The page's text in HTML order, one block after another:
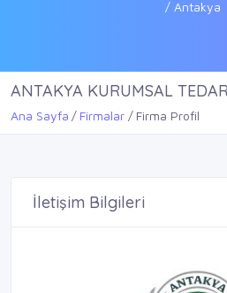
/ Antakya
ANTAKYA KURUMSAL
Ana Sayfa Firmalar Firma Profil
İletişim Bilgileri